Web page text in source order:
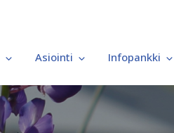
Asiointi Infopankki